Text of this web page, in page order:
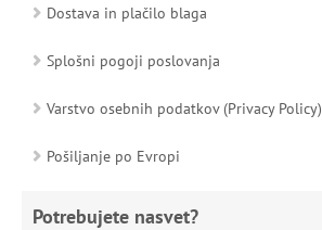
Dostava in plačilo blaga
Splošni pogoji poslovanja
Varstvo osebnih podatkov (Privacy Policy)
Pošiljanje po Evropi
Potrebujete nasvet?